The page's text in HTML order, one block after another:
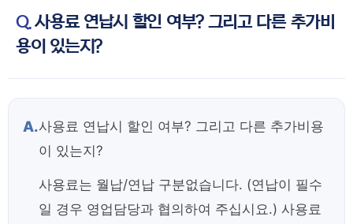
사용료 연납시 할인 여부? 그리고 다른 추가비
용이 있는지?
A.사용료 연납시 할인 여부? 그리고 다른 추가비용
이 있는지?
사용료는 월납/연납 구분없습니다. (연납이 필수
일 경우 영업담당과 협의하여 주십시요.) 사용료